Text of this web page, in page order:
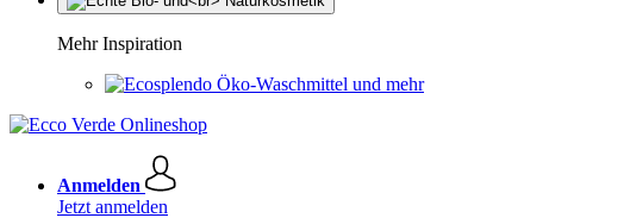
Mehr Inspiration
Öko-Waschmittel und mehr
Anmelden
Jetzt anmelden